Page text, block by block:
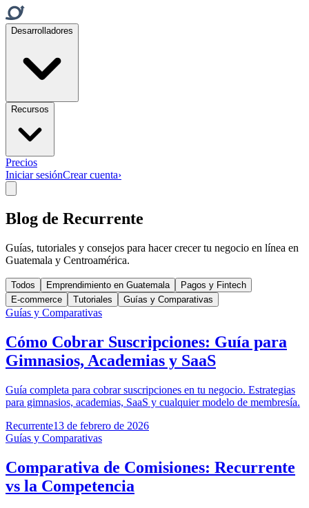
Desarrolladores
Recursos
Precios
Iniciar sesiónCrear cuenta›
Blog de Recurrente
Guías, tutoriales y consejos para hacer crecer tu negocio en línea en
Guatemala y Centroamérica.
Todos Emprendimiento en Guatemala
Pagos y Fintech
E-commerce
Tutoriales Guías y Comparativas
Guías y Comparativas
Cómo Cobrar Suscripciones: Guía para
Gimnasios, Academias y SaaS
Guía completa para cobrar suscripciones en tu negocio. Estrategias
para gimnasios, academias, SaaS y cualquier modelo de membresía.
Recurrente13 de febrero de 2026
Guías y Comparativas
Comparativa de Comisiones: Recurrente
vs la Competencia